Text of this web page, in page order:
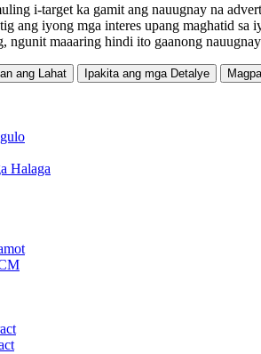
i-target ka gamit ang nauugnay na
ang iyong mga interes upang maghatid sa
ngunit maaaring hindi ito gaanong
ang Lahat Ipakita ang mga Detalye
Halaga